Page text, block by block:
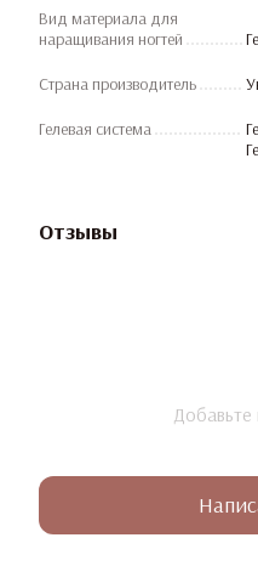
Вид материала для
наращивания ногтей
Страна производитель
Гелевая система
Отзывы